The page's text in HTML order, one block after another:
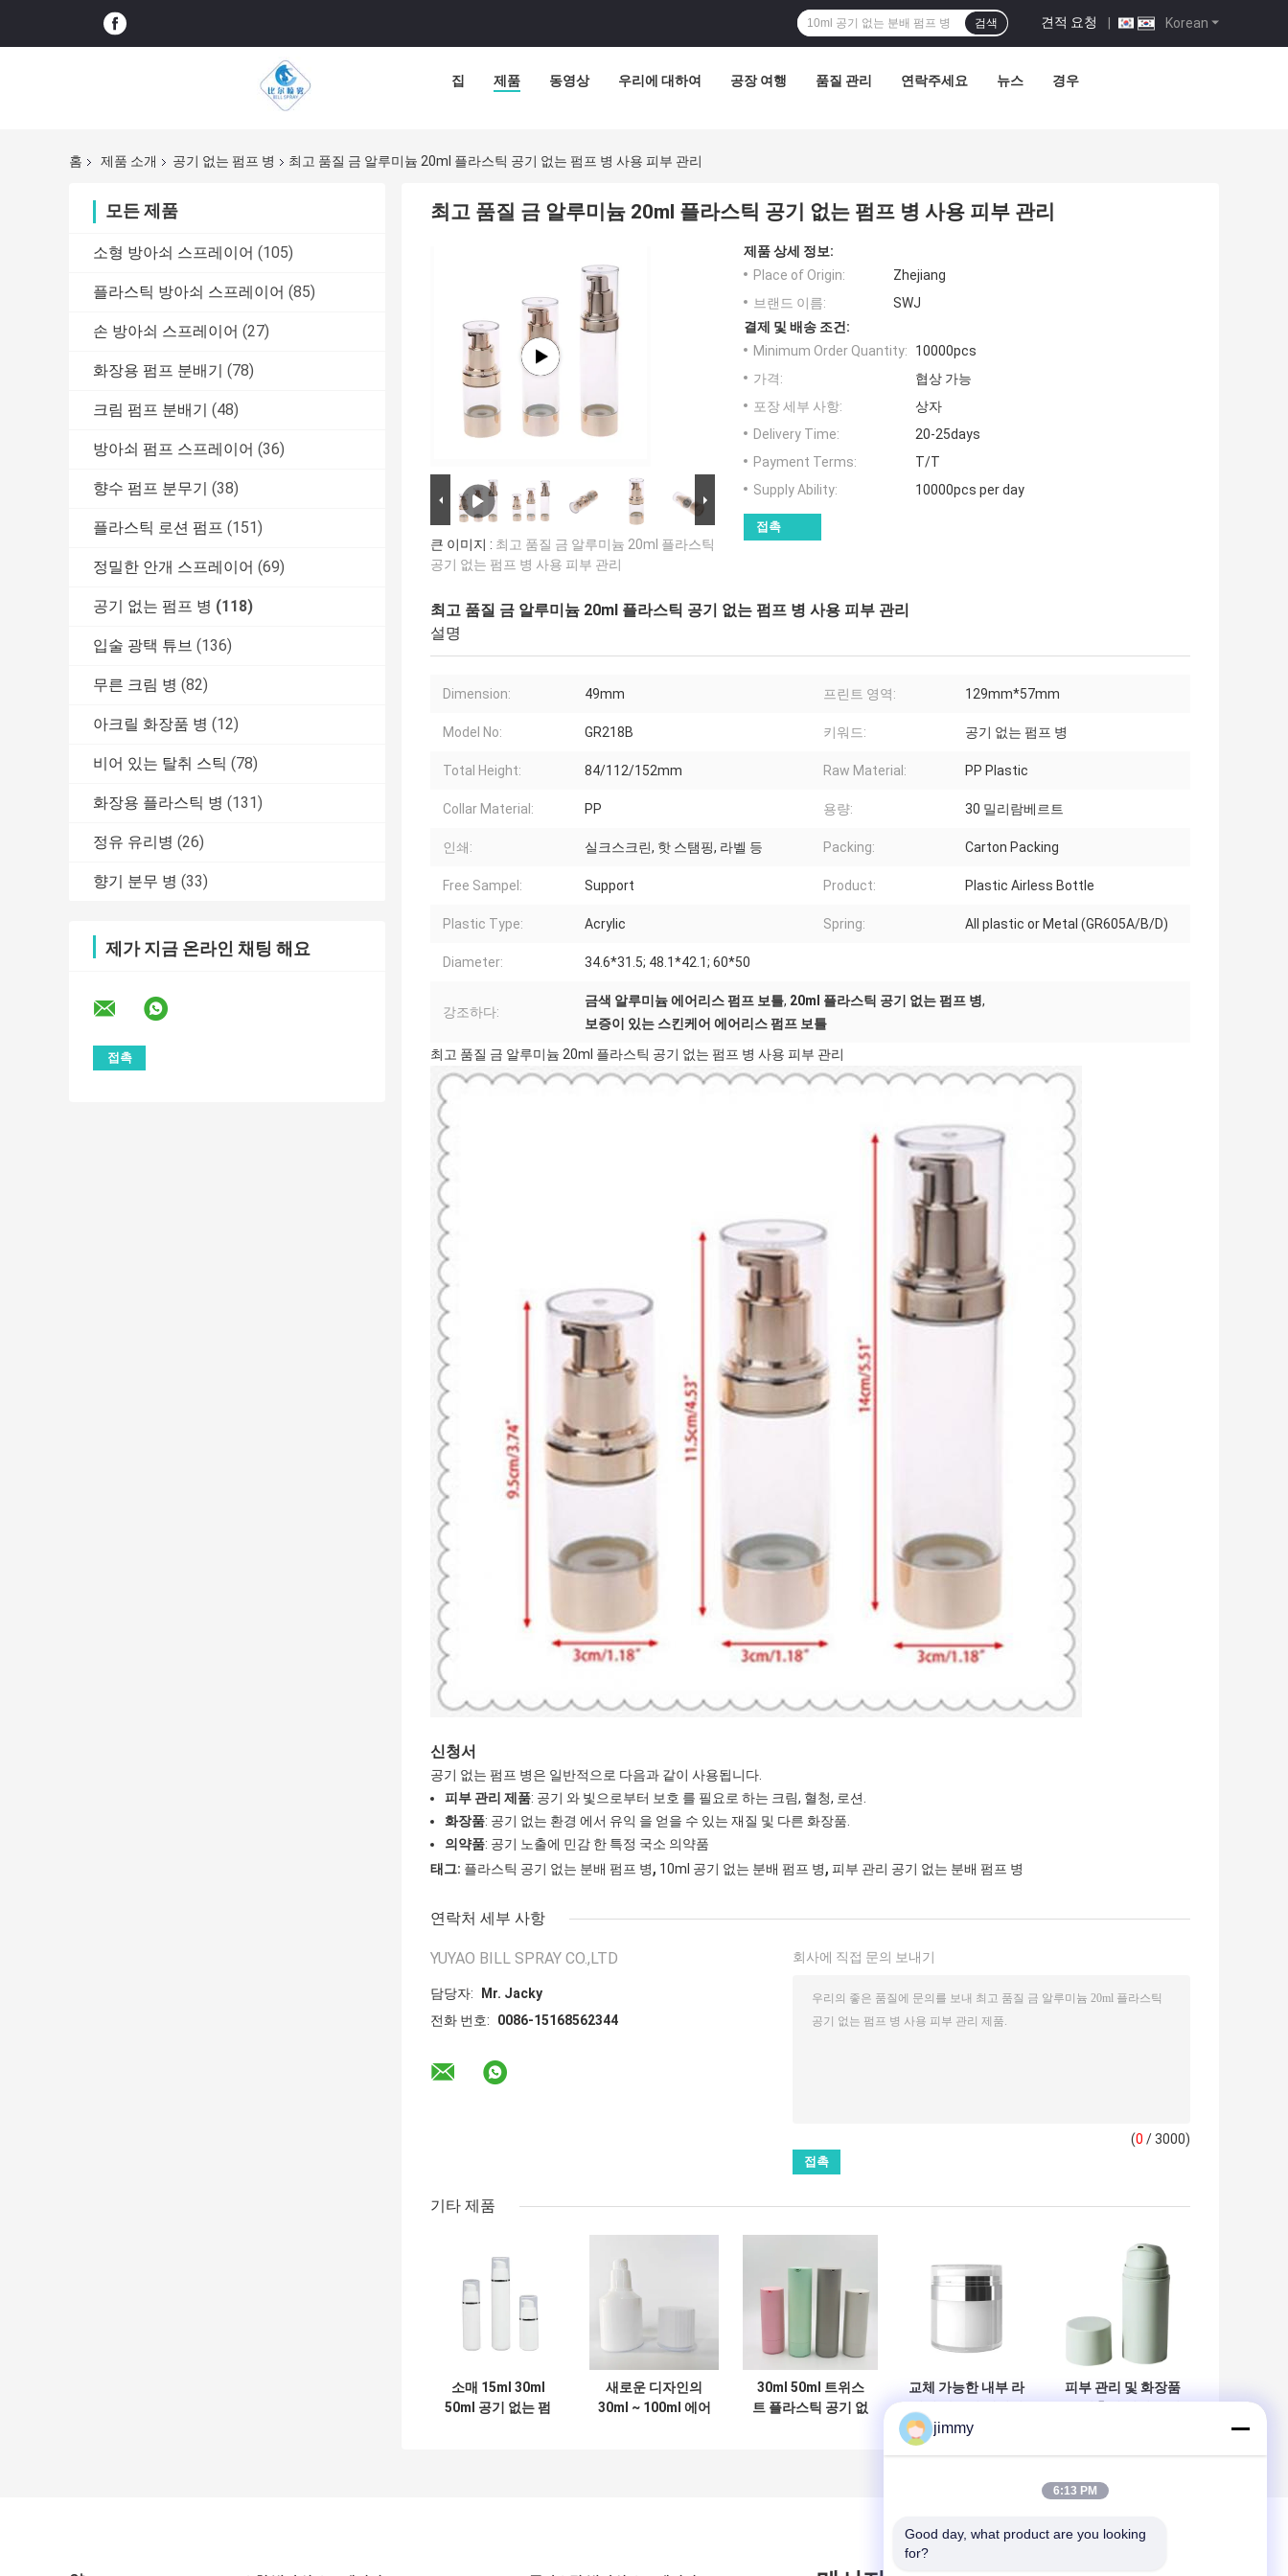
Korean
견적 요청 |
검색
집 제품 동영상 우리에 대하여 공장 여행 품질 관리 연락주세요 뉴스 경우
홈 제품 소개 공기 없는 펌프 병 최고 품질 금 알루미늄 20ml 플라스틱 공기 없는 펌프 병 사용 피부 관리
모든 제품
소형 방아쇠 스프레이어 (105)
플라스틱 방아쇠 스프레이어 (85)
손 방아쇠 스프레이어 (27)
화장용 펌프 분배기 (78)
크림 펌프 분배기 (48)
방아쇠 펌프 스프레이어 (36)
향수 펌프 분무기 (38)
플라스틱 로션 펌프 (151)
정밀한 안개 스프레이어 (69)
공기 없는 펌프 병 (118)
입술 광택 튜브 (136)
무른 크림 병 (82)
아크릴 화장품 병 (12)
비어 있는 탈취 스틱 (78)
화장용 플라스틱 병 (131)
정유 유리병 (26)
향기 분무 병 (33)
제가 지금 온라인 채팅 해요
최고 품질 금 알루미늄 20ml 플라스틱 공기 없는 펌프 병 사용 피부 관리
큰 이미지 : 최고 품질 금 알루미늄 20ml 플라스틱
공기 없는 펌프 병 사용 피부 관리
제품 상세 정보:
Place of Origin:
Zhejiang
브랜드 이름:
SWJ
결제 및 배송 조건:
Minimum Order Quantity:
10000pcs
가격:
협상 가능
포장 세부 사항:
상자
Delivery Time:
20-25days
Payment Terms:
T/T
Supply Ability:
10000pcs per day
접촉
최고 품질 금 알루미늄 20ml 플라스틱 공기 없는 펌프 병 사용 피부 관리
설명
Dimension: 49mm 프린트 영역: 129mm*57mm
Model No: GR218B 키워드: 공기 없는 펌프 병
Total Height: 84/112/152mm Raw Material: PP Plastic
Collar Material: PP 용량: 30 밀리람베르트
인쇄: 실크스크린, 핫 스탬핑, 라벨 등 Packing: Carton Packing
Free Sampel: Support Product: Plastic Airless Bottle
Plastic Type: Acrylic Spring: All plastic or Metal (GR605A/B/D)
Diameter: 34.6*31.5; 48.1*42.1; 60*50
강조하다:
금색 알루미늄 에어리스 펌프 보틀, 20ml 플라스틱 공기 없는 펌프 병,
보증이 있는 스킨케어 에어리스 펌프 보틀
최고 품질 금 알루미늄 20ml 플라스틱 공기 없는 펌프 병 사용 피부 관리
신청서
공기 없는 펌프 병은 일반적으로 다음과 같이 사용됩니다.
피부 관리 제품: 공기 와 빛으로부터 보호 를 필요로 하는 크림, 혈청, 로션.
화장품: 공기 없는 환경 에서 유익 을 얻을 수 있는 재질 및 다른 화장품.
의약품: 공기 노출에 민감 한 특정 국소 의약품
태그: 플라스틱 공기 없는 분배 펌프 병, 10ml 공기 없는 분배 펌프 병, 피부 관리 공기 없는 분배 펌프 병
연락처 세부 사항
YUYAO BILL SPRAY CO.,LTD
담당자:
Mr. Jacky
전화 번호:
0086-15168562344
회사에 직접 문의 보내기
(0 / 3000)
기타 제품
소매 15ml 30ml
50ml 공기 없는 펌
새로운 디자인의
30ml ~ 100ml 에어
30ml 50ml 트위스
트 플라스틱 공기 없
교체 가능한 내부 라
스 용기 50g – 스킨
케어를 위한 진공 디
피부 관리 및 화장품
jimmy
6:13 PM
Good day, what product are you looking
for?